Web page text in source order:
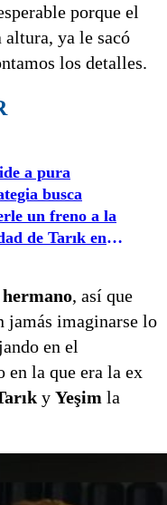
porque el
altura, ya le sacó
los detalles.
a pura
busca
un freno a la
de Tarık en
hermano, así que
jamás imaginarse lo
en el
en la que era la ex
y Yeşim la